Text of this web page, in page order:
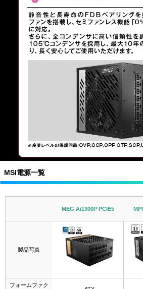
MSI電源一覧
MEG Ai1300P PCIE5
製品写真
フォームファク